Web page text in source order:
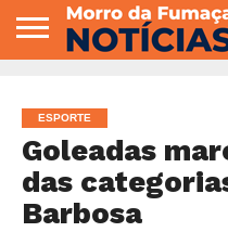
VEREADORES
ESPORTE
Goleadas
das
Barbosa